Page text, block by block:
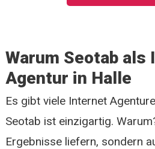
Warum Seotab als
Agentur in Halle
Es gibt viele Internet
Seotab ist einzigartig.
Ergebnisse liefern, sondern